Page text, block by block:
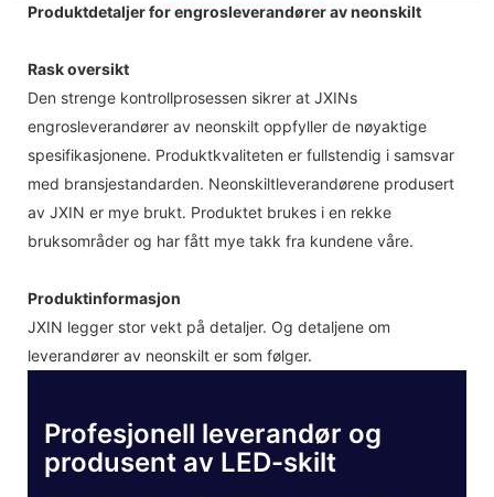
Produktdetaljer for engrosleverandører av neonskilt
Rask oversikt
Den strenge kontrollprosessen sikrer at JXINs
engrosleverandører av neonskilt oppfyller de nøyaktige
spesifikasjonene. Produktkvaliteten er fullstendig i samsvar
med bransjestandarden. Neonskiltleverandørene produsert
av JXIN er mye brukt. Produktet brukes i en rekke
bruksområder og har fått mye takk fra kundene våre.
Produktinformasjon
JXIN legger stor vekt på detaljer. Og detaljene om
leverandører av neonskilt er som følger.
Profesjonell leverandør og
produsent av LED-skilt